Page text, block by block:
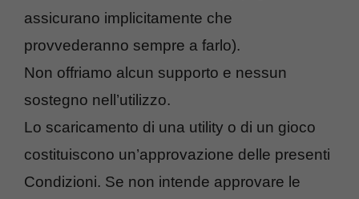
assicurano implicitamente che
provvederanno sempre a farlo).
Non offriamo alcun supporto e nessun
sostegno nell’utilizzo.
Lo scaricamento di una utility o di un gioco
costituiscono un’approvazione delle presenti
Condizioni. Se non intende approvare le